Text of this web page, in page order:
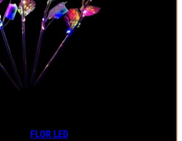
del
producto
FLOR LED